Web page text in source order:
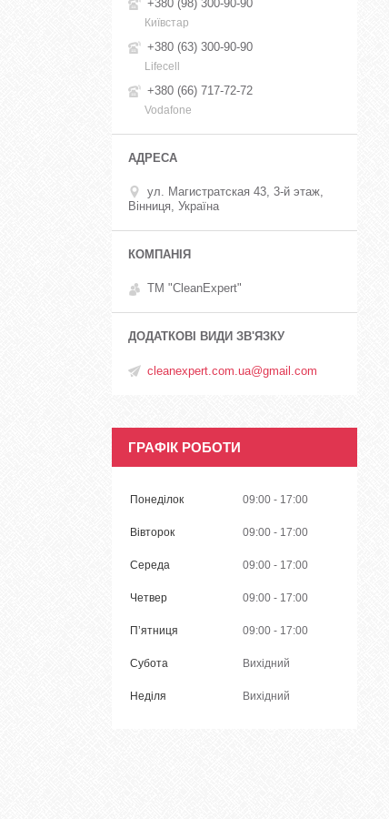
+380 (98) 300-90-90
Київстар
+380 (63) 300-90-90
Lifecell
+380 (66) 717-72-72
Vodafone
ул. Магистратская 43, 3-й этаж,
Вінниця, Україна
ТМ "CleanExpert"
cleanexpert.com.ua@gmail.com
ГРАФІК РОБОТИ
Понеділок 09:00 17:00
Вівторок 09:00 17:00
Середа 09:00 17:00
Четвер 09:00 17:00
Пʼятниця 09:00 17:00
Субота Вихідний
Неділя Вихідний